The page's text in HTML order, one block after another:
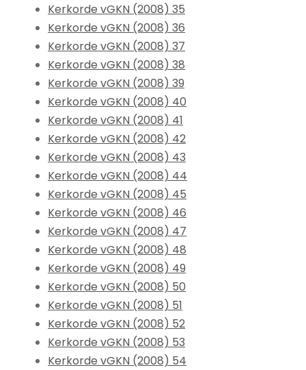
Kerkorde vGKN (2008) 35
Kerkorde vGKN (2008) 36
Kerkorde vGKN (2008) 37
Kerkorde vGKN (2008) 38
Kerkorde vGKN (2008) 39
Kerkorde vGKN (2008) 40
Kerkorde vGKN (2008) 41
Kerkorde vGKN (2008) 42
Kerkorde vGKN (2008) 43
Kerkorde vGKN (2008) 44
Kerkorde vGKN (2008) 45
Kerkorde vGKN (2008) 46
Kerkorde vGKN (2008) 47
Kerkorde vGKN (2008) 48
Kerkorde vGKN (2008) 49
Kerkorde vGKN (2008) 50
Kerkorde vGKN (2008) 51
Kerkorde vGKN (2008) 52
Kerkorde vGKN (2008) 53
Kerkorde vGKN (2008) 54